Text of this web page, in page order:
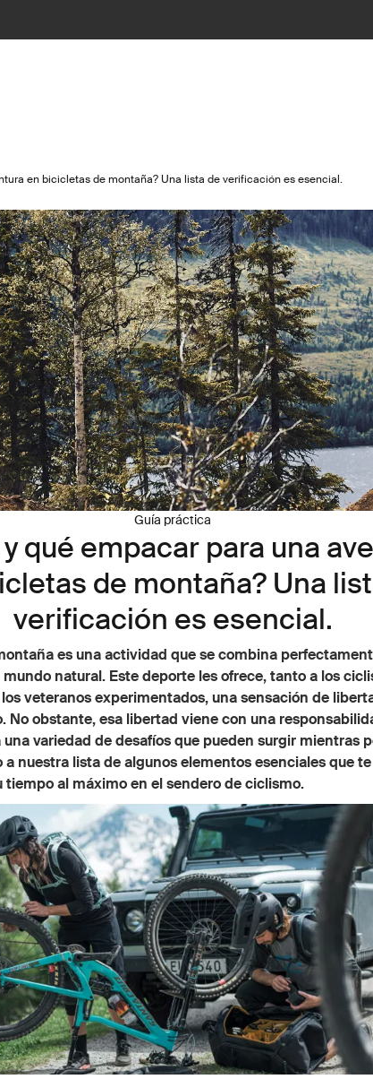
en bicicletas de montaña? Una lista de verificación es esencial.
Guía práctica
qué empacar para una
de montaña? Una
verificación es esencial.
es una actividad que se combina
natural. Este deporte les ofrece, tanto a los
veteranos experimentados, una sensación de
No obstante, esa libertad viene con una
variedad de desafíos que pueden surgir mientras
a nuestra lista de algunos elementos esenciales que
tiempo al máximo en el sendero de ciclismo.